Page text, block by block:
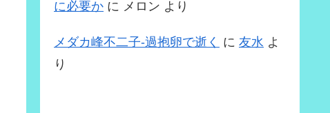
に必要か に メロン より
メダカ峰不二子-過抱卵で逝く に 友水 よ
り